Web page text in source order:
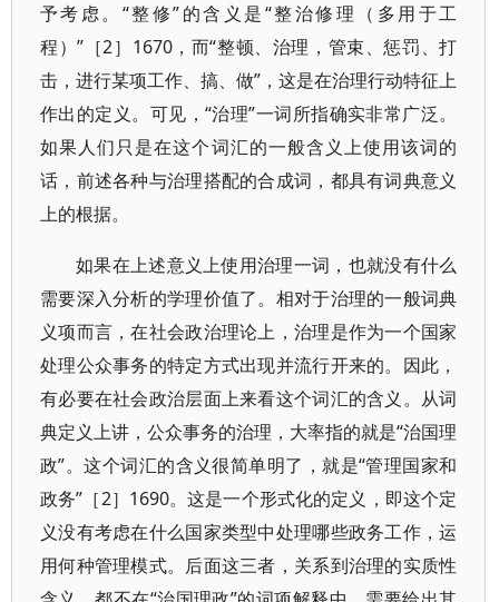
予考虑。“整修”的含义是“整治修理（多用于工
程）”［2］1670，而“整顿、治理，管束、惩罚、打
击，进行某项工作、搞、做”，这是在治理行动特征上
作出的定义。可见，“治理”一词所指确实非常广泛。
如果人们只是在这个词汇的一般含义上使用该词的
话，前述各种与治理搭配的合成词，都具有词典意义
上的根据。
如果在上述意义上使用治理一词，也就没有什么
需要深入分析的学理价值了。相对于治理的一般词典
义项而言，在社会政治理论上，治理是作为一个国家
处理公众事务的特定方式出现并流行开来的。因此，
有必要在社会政治层面上来看这个词汇的含义。从词
典定义上讲，公众事务的治理，大率指的就是“治国理
政”。这个词汇的含义很简单明了，就是“管理国家和
政务”［2］1690。这是一个形式化的定义，即这个定
义没有考虑在什么国家类型中处理哪些政务工作，运
用何种管理模式。后面这三者，关系到治理的实质性